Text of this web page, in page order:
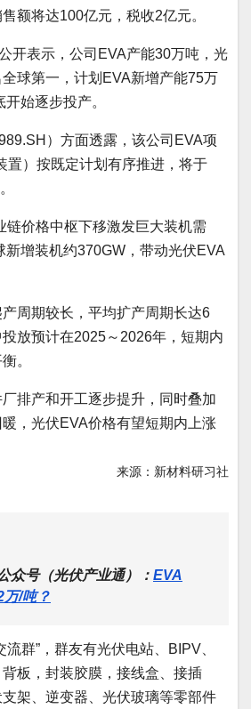
额将达100亿元，税收2亿元。
开表示，公司EVA产能30万吨，光
球第一，计划EVA新增产能75万
始逐步投产。
）方面透露，该公司EVA项
置）按既定计划有序推进，将于
链价格中枢下移激发巨大装机需
新增装机约370GW，带动光伏EVA
周期较长，平均扩产周期长达6
放预计在2025～2026年，短期内
。
排产和开工逐步提升，同时叠加
，光伏EVA价格有望短期内上涨
来源：新材料研习社
众号（光伏产业通）： EVA
万/吨？
群”，群友有光伏电站、BIPV、
板，封装胶膜，接线盒、接插
架、逆变器、光伏玻璃等零部件